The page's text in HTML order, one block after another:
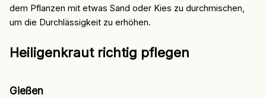
dem Pflanzen mit etwas Sand oder Kies zu durchmischen,
um die Durchlässigkeit zu erhöhen.
Heiligenkraut richtig pflegen
Gießen